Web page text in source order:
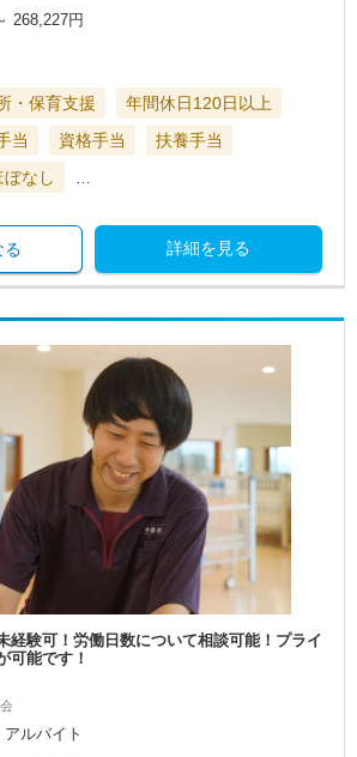
268,227円
・保育支援
年間休日120日以上
当 資格手当
扶養手当
なし
詳細を見る
る
経験可！労働日数について相談可能！プライ
可能です！
ルバイト